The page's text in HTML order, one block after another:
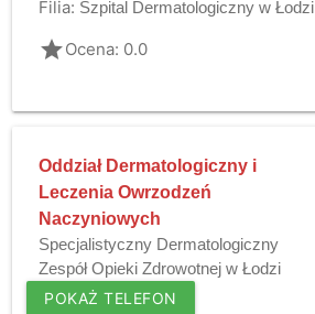
Filia: Szpital Dermatologiczny w Łodzi
gradeOcena: 0.0
Oddział Dermatologiczny i
Leczenia Owrzodzeń
Naczyniowych
Specjalistyczny Dermatologiczny
Zespół Opieki Zdrowotnej w Łodzi
POKAŻ TELEFON